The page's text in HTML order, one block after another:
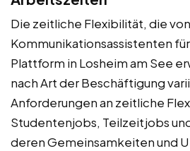
Die zeitliche Flexibilität, die von
Kommunikationsassistenten
Plattform in Losheim am See
nach Art der Beschäftigung
Anforderungen an zeitliche
Studentenjobs, Teilzeitjobs
deren Gemeinsamkeiten und